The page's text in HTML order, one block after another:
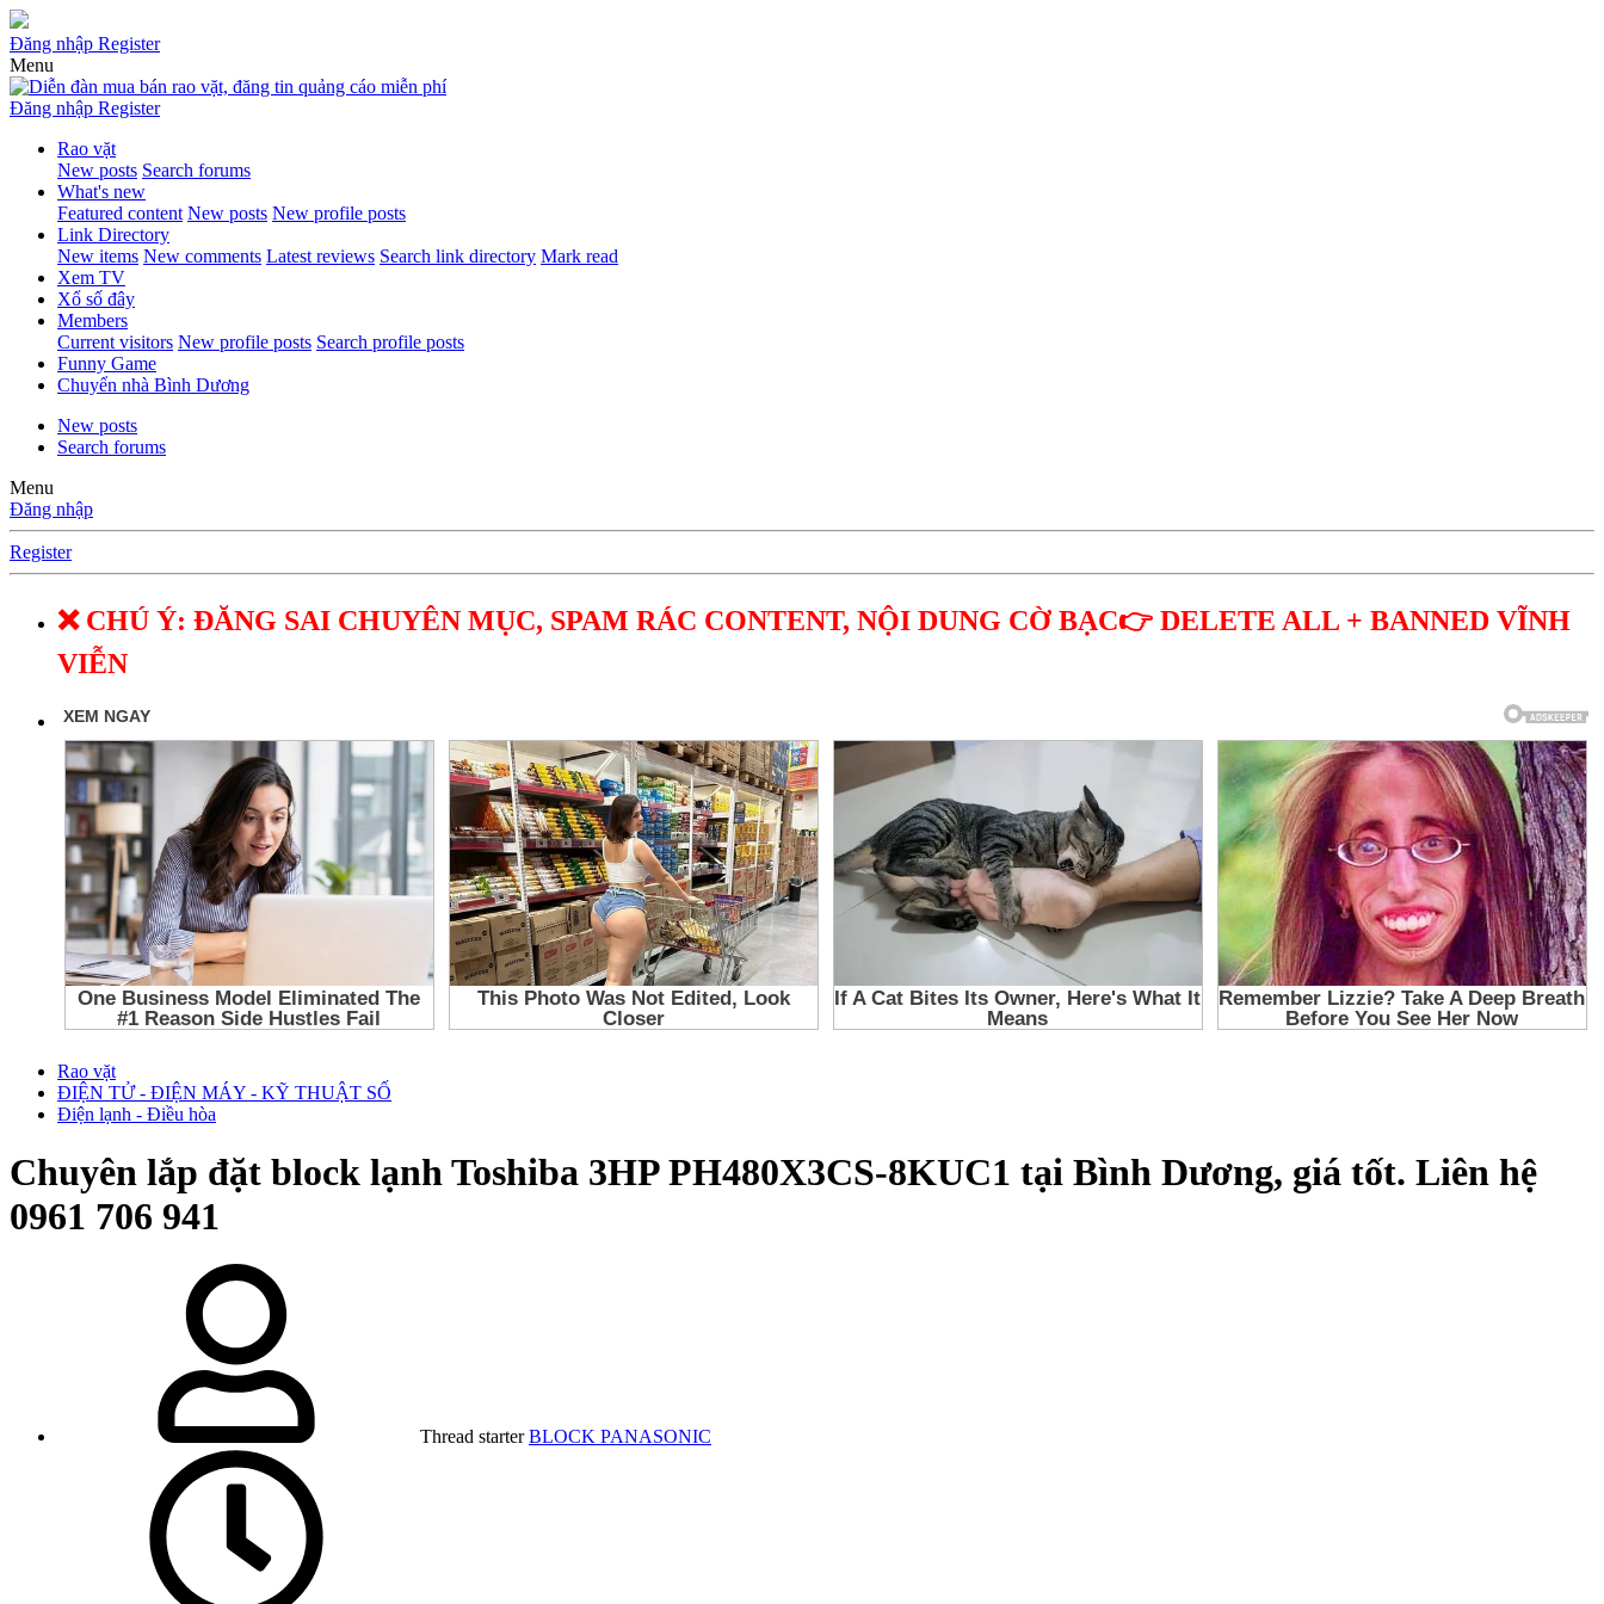
Đăng nhập Register
Menu
Đăng nhập Register
Rao vặt
New posts Search forums
What's new
Featured content New posts New profile posts
Link Directory
New items New comments Latest reviews Search link directory Mark read
Xem TV
Xổ số đây
Members
Current visitors New profile posts Search profile posts
Funny Game
Chuyển nhà Bình Dương
New posts
Search forums
Menu
Đăng nhập
Register
❌ CHÚ Ý: ĐĂNG SAI CHUYÊN MỤC, SPAM RÁC CONTENT, NỘI DUNG CỜ BẠC👉 DELETE ALL + BANNED VĨNH
VIỄN
Rao vặt
ĐIỆN TỬ - ĐIỆN MÁY - KỸ THUẬT SỐ
Điện lạnh - Điều hòa
Chuyên lắp đặt block lạnh Toshiba 3HP PH480X3CS-8KUC1 tại Bình Dương, giá tốt. Liên hệ
0961 706 941
Thread starter BLOCK PANASONIC